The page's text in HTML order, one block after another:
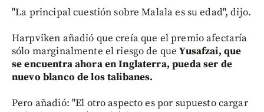
"La principal cuestión sobre Malala es su edad", dijo.
Harpviken añadió que creía que el premio afectaría
sólo marginalmente el riesgo de queYusafzai, que
se encuentra ahora en Inglaterra, pueda ser de
nuevo blanco de los talibanes.
Pero añadió: "El otro aspecto es por supuesto cargar